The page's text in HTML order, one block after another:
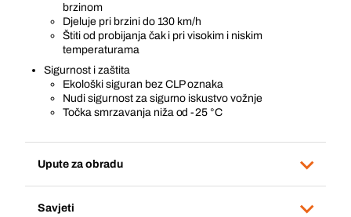
brzinom
Djeluje pri brzini do 130 km/h
Štiti od probijanja čak i pri visokim i niskim
temperaturama
Sigurnost i zaštita
Ekološki siguran bez CLP oznaka
Nudi sigurnost za sigurno iskustvo vožnje
Točka smrzavanja niža od -25 °C
Upute za obradu
Savjeti